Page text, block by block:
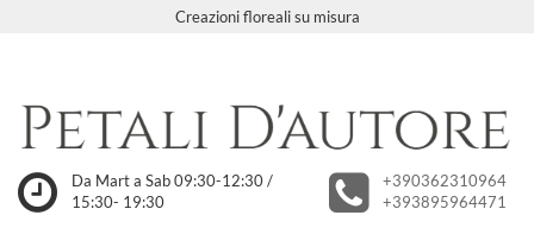
Creazioni floreali su misura
Da Mart a Sab 09:30-12:30 /
15:30- 19:30
+390362310964
+393895964471